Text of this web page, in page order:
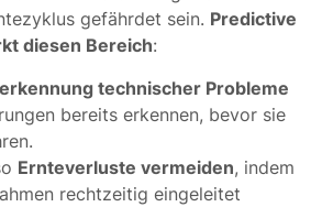
gefährdet sein. Predictive
diesen Bereich:
technischer Probleme
bereits erkennen, bevor sie
Ernteverluste vermeiden, indem
rechtzeitig eingeleitet